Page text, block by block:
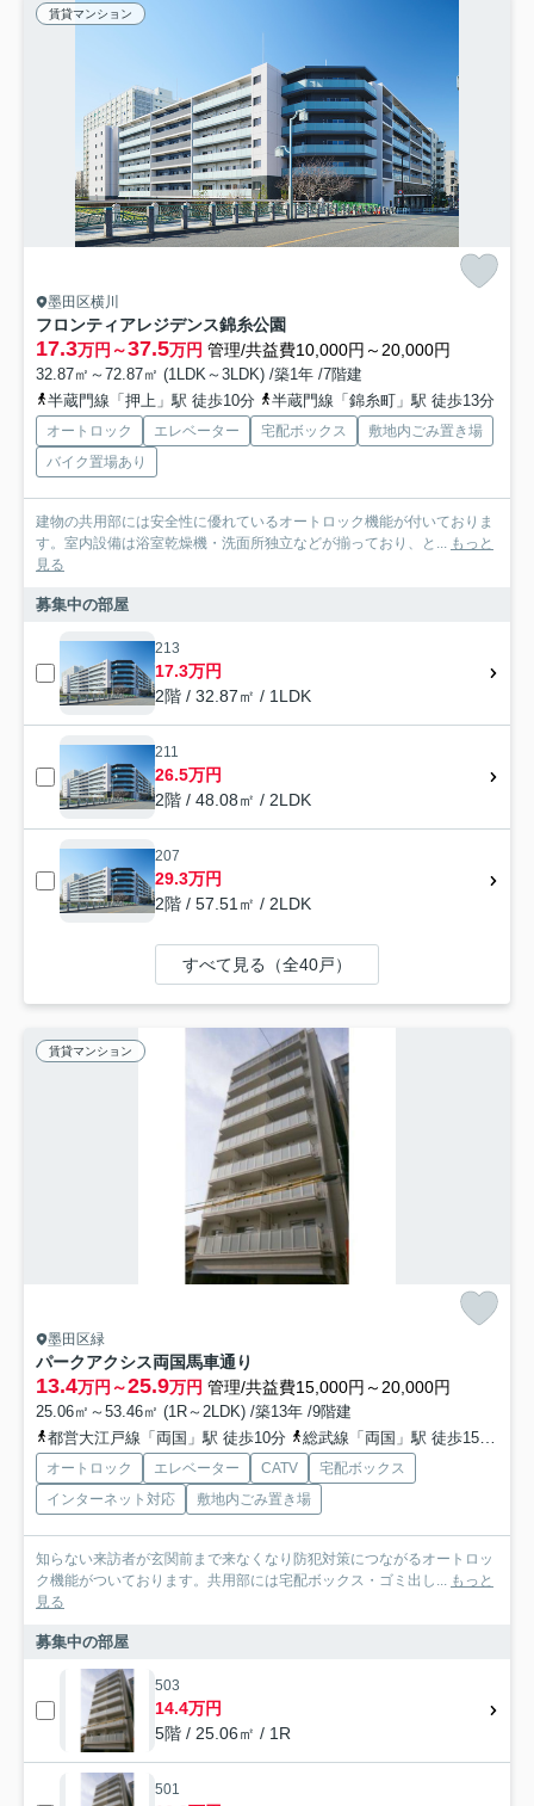
賃貸マンション
墨田区横川
フロンティアレジデンス錦糸公園
17.3万円～37.5万円 管理/共益費10,000円～20,000円
32.87㎡～72.87㎡ (1LDK～3LDK) /築1年 /7階建
半蔵門線「押上」駅 徒歩10分
半蔵門線「錦糸町」駅 徒歩13分
オートロック エレベーター 宅配ボックス
敷地内ごみ置き場
バイク置場あり
建物の共用部には安全性に優れているオートロック機能が付いておりま
す。室内設備は浴室乾燥機・洗面所独立などが揃っており、と... もっと
見る
募集中の部屋
213
17.3万円
2階 / 32.87㎡ / 1LDK
211
26.5万円
2階 / 48.08㎡ / 2LDK
207
29.3万円
2階 / 57.51㎡ / 2LDK
すべて見る（全40戸）
賃貸マンション
墨田区緑
パークアクシス両国馬車通り
13.4万円～25.9万円 管理/共益費15,000円～20,000円
25.06㎡～53.46㎡ (1R～2LDK) /築13年 /9階建
都営大江戸線「両国」駅 徒歩10分
総武線「両国」駅 徒歩15分
オートロック エレベーター CATV
宅配ボックス
インターネット対応
敷地内ごみ置き場
知らない来訪者が玄関前まで来なくなり防犯対策につながるオートロッ
ク機能がついております。共用部には宅配ボックス・ゴミ出し... もっと
見る
募集中の部屋
503
14.4万円
5階 / 25.06㎡ / 1R
501